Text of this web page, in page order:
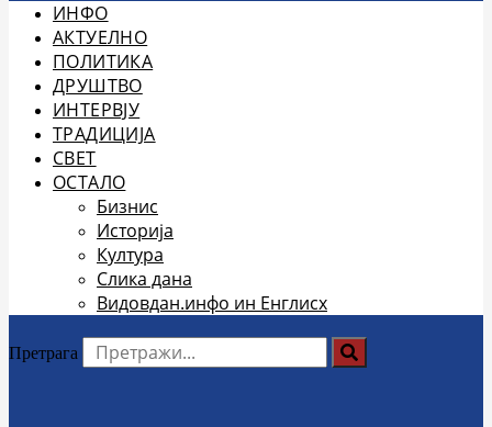
ИНФО
АКТУЕЛНО
ПОЛИТИКА
ДРУШТВО
ИНТЕРВЈУ
ТРАДИЦИЈА
СВЕТ
ОСТАЛО
Бизнис
Историја
Култура
Слика дана
Видовдан.инфо ин Енглисх
Претрага